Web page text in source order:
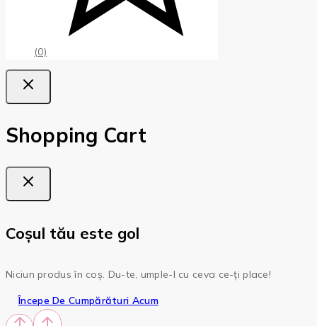
(0)
Shopping Cart
Coșul tău este gol
Niciun produs în coș. Du-te, umple-l cu ceva ce-ți place!
Începe De Cumpărături Acum